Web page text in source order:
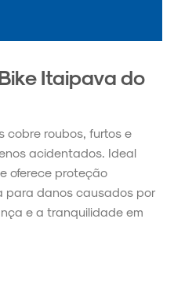
Itaipava do
cobre roubos, furtos e
acidentados. Ideal
oferece proteção
para danos causados por
e a tranquilidade em